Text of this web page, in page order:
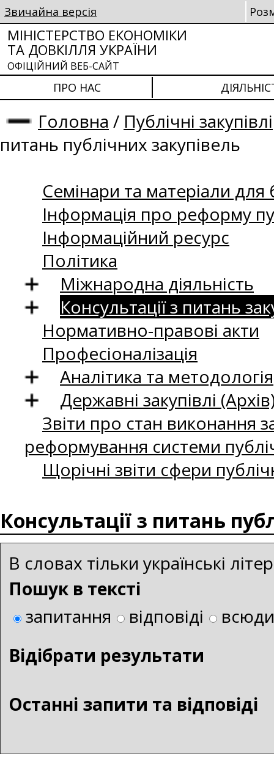
Звичайна версія
МІНІСТЕРСТВО ЕКОНОМІКИ
ТА ДОВКІЛЛЯ УКРАЇНИ
ОФІЦІЙНИЙ ВЕБ-САЙТ
ПРО НАС
Головна / Публічні закупівлі
питань публічних закупівель
Семінари та матеріали для
Інформація про реформу
Інформаційний ресурс
Політика
Міжнародна діяльність
Консультації з питань
Нормативно-правові акти
Професіоналізація
Аналітика та методологія
Державні закупівлі
Звіти про стан виконання
реформування системи
Щорічні звіти сфери
Консультації з питань
В словах тільки українські
Пошук в тексті
запитання
відповіді
всюди
Bідібрати результати
Останні запити та відповіді